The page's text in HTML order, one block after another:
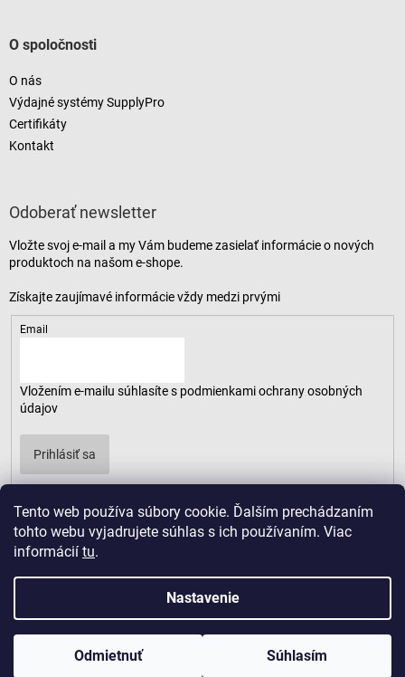
Tento web používa súbory cookie. Ďalším prechádzaním
tohto webu vyjadrujete súhlas s ich používaním. Viac
informácií tu.
Nastavenie
Odmietnuť Súhlasím
O spoločnosti
O nás
Výdajné systémy SupplyPro
Certifikáty
Kontakt
Odoberať newsletter
Vložte svoj e-mail a my Vám budeme zasielať informácie o nových
produktoch na našom e-shope.
Email
Vložením e-mailu súhlasíte s podmienkami ochrany osobných
údajov
Prihlásiť sa
Copyright 2026 . Všetky práva vyhradené.